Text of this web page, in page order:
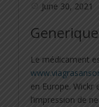
June 30, 2021
Le médicament
en Europe. Wickr
l’impression de